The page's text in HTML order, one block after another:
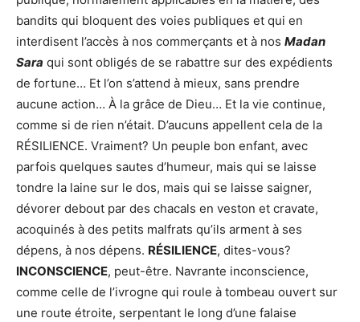
bandits qui bloquent des voies publiques et qui en
interdisent l’accès à nos commerçants et à nos Madan
Sara qui sont obligés de se rabattre sur des expédients
de fortune… Et l’on s’attend à mieux, sans prendre
aucune action… À la grâce de Dieu… Et la vie continue,
comme si de rien n’était. D’aucuns appellent cela de la
RÉSILIENCE. Vraiment? Un peuple bon enfant, avec
parfois quelques sautes d’humeur, mais qui se laisse
tondre la laine sur le dos, mais qui se laisse saigner,
dévorer debout par des chacals en veston et cravate,
acoquinés à des petits malfrats qu’ils arment à ses
dépens, à nos dépens. RÉSILIENCE, dites-vous?
INCONSCIENCE, peut-être. Navrante inconscience,
comme celle de l’ivrogne qui roule à tombeau ouvert sur
une route étroite, serpentant le long d’une falaise